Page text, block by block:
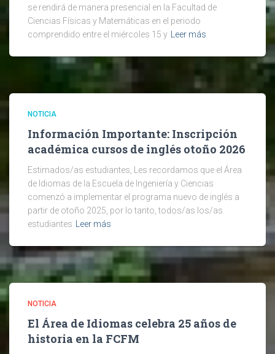
se rendirá de manera presencial en la Facultad de
Ciencias Físicas y Matemáticas en el periodo
comprendido entre el miércoles 15 y Leer más
NOTICIA
Información Importante: Inscripción
académica cursos de inglés otoño 2026
Estimados/as estudiantes, Les recordamos que el Área
de Idiomas de la Escuela de Ingeniería y Ciencias
comenzó a implementar el programa nuevo de inglés a
partir de otoño 2025, por lo tanto, todos/as los/as
estudiantes Leer más
NOTICIA
El Área de Idiomas celebra 25 años de
historia en la FCFM